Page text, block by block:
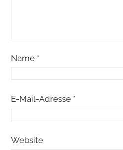
Name *
E-Mail-Adresse *
Website